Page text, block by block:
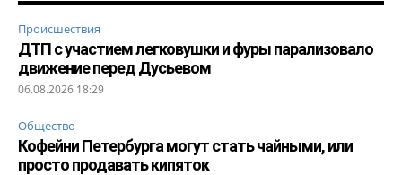
Происшествия
ДТП с участием легковушки и фуры парализовало
движение перед Дусьевом
06.08.2026 18:29
Общество
Кофейни Петербурга могут стать чайными, или
просто продавать кипяток